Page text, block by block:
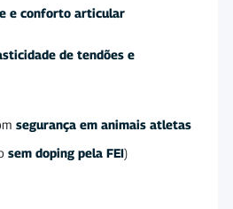
e conforto articular
de tendões e
segurança em animais atletas
sem doping pela FEI)